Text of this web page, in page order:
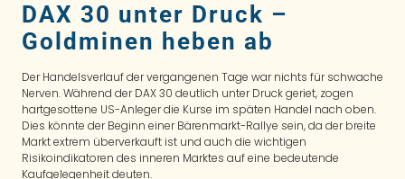
DAX 30 unter Druck –
Goldminen heben ab
Der Handelsverlauf der vergangenen Tage war nichts für schwache
Nerven. Während der DAX 30 deutlich unter Druck geriet, zogen
hartgesottene US-Anleger die Kurse im späten Handel nach oben.
Dies könnte der Beginn einer Bärenmarkt-Rallye sein, da der breite
Markt extrem überverkauft ist und auch die wichtigen
Risikoindikatoren des inneren Marktes auf eine bedeutende
Kaufgelegenheit deuten.